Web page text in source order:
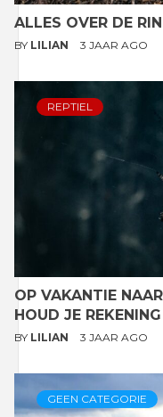
ALLES OVER DE
BY LILIAN 3 JAAR AGO
REPTIEL
OP VAKANTIE
HOUD JE
BY LILIAN 3 JAAR AGO
GEEN CATEGORIE